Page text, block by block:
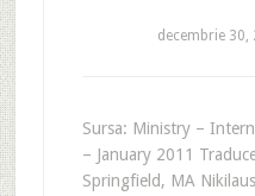
decembrie 30,
Sursa: Ministry –
– January 2011
Springfield, MA